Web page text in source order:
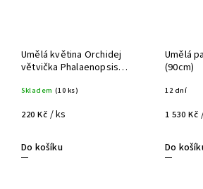
Umělá květina Orchidej
větvička Phalaenopsis
Skladem (10 ks)
220 Kč / ks
Do košíku
Umělá
(90cm)
12 dní
1 530 Kč
Do